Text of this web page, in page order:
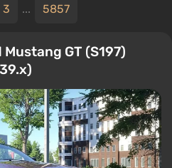
3 ... 5857
GT (S197)